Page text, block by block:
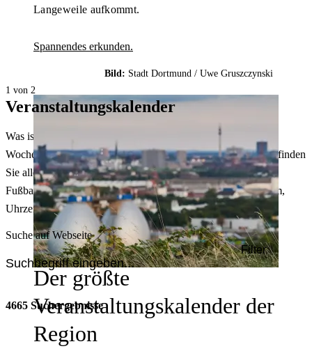
Langeweile aufkommt.
Spannendes erkunden.
Bild: Stadt Dortmund / Uwe Gruszczynski
Der größte
Veranstaltungskalender der
Region
1 von 2
Veranstaltungskalender
Was ist heute in Dortmund los? Welche Konzerte gibt es am
Wochenende? Im größten Veranstaltungskalender Dortmunds finden
Sie alle Events – von der Stadt- oder Museumsführung übers
Fußballspiel bis zum Flohmarkt. Sie können dabei nach Datum,
Uhrzeit, Ort oder Art der Veranstaltung auswählen. Viel Spaß!
Suche auf Webseite
Filter
4665 Suchergebnisse